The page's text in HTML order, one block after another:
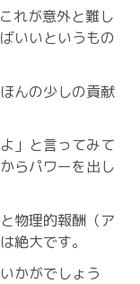
れが意外と難し
いいというもの
んの少しの貢献
」と言ってみて
らパワーを出し
物理的報酬（ア
絶大です。
かがでしょう